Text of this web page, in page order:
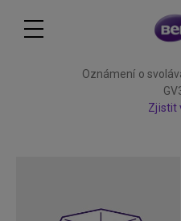
Oznámení o
Zjistit